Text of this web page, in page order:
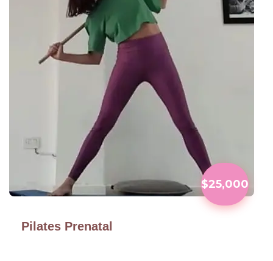
$25,000
Pilates Prenatal